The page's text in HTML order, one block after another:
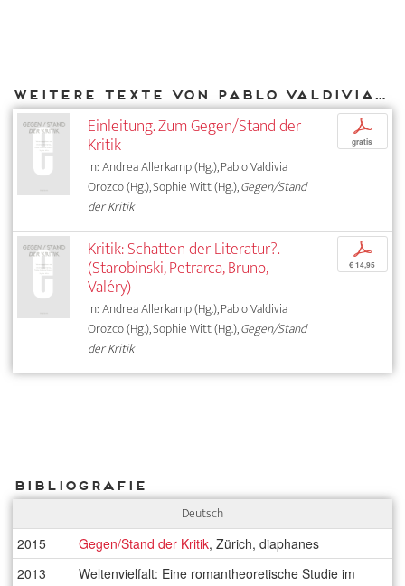
Weitere Texte von Pablo Valdivia Orozco bei DIAPHANES
Einleitung. Zum Gegen/Stand der
Kritik
In: Andrea Allerkamp (Hg.), Pablo Valdivia
Orozco (Hg.), Sophie Witt (Hg.),Gegen/Stand
der Kritik
p
gratis
Kritik: Schatten der Literatur?.
(Starobinski, Petrarca, Bruno,
Valéry)
In: Andrea Allerkamp (Hg.), Pablo Valdivia
Orozco (Hg.), Sophie Witt (Hg.),Gegen/Stand
der Kritik
p
€ 14,95
Bibliografie
Deutsch
2015 Gegen/Stand der Kritik, Zürich, diaphanes
2013
Weltenvielfalt: Eine romantheoretische Studie im